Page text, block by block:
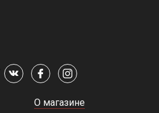
О магазине